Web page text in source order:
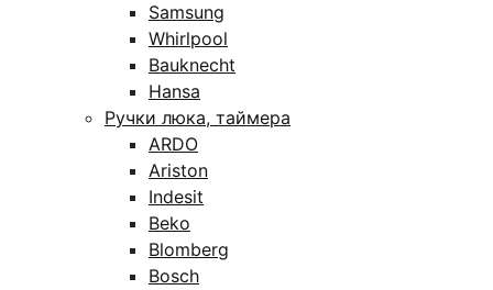
Samsung
Whirlpool
Bauknecht
Hansa
Ручки люка, таймера
ARDO
Ariston
Indesit
Beko
Blomberg
Bosch